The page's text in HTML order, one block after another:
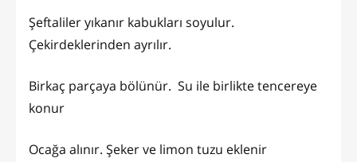
Şeftaliler yıkanır kabukları soyulur.
Çekirdeklerinden ayrılır.
Birkaç parçaya bölünür. Su ile birlikte tencereye
konur
Ocağa alınır. Şeker ve limon tuzu eklenir